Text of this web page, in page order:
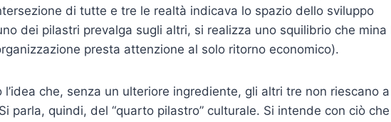
di tutte e tre le realtà indicava lo spazio dello sviluppo
dei pilastri prevalga sugli altri, si realizza uno squilibrio che mina
presta attenzione al solo ritorno economico).
che, senza un ulteriore ingrediente, gli altri tre non riescano a
parla, quindi, del “quarto pilastro” culturale. Si intende con ciò